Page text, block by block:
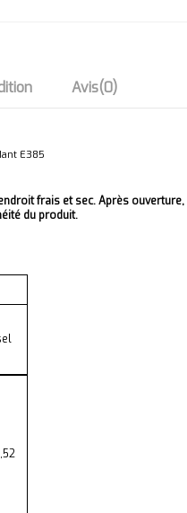
Avis(0)
E385
frais et sec. Après
du produit.